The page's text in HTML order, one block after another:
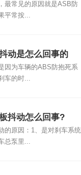
最常见的原因就是ASB防
平常按...
动是怎么回事的
因为车辆的ABS防抱死系
车的时...
抖动怎么回事?
的原因：1、是对刹车系统
总泵里...